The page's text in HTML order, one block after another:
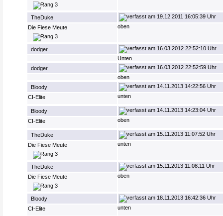
TheDuke
19.12.2011 16:05:39 Uhr
Die Fiese Meute
oben
dodger
16.03.2012 22:52:10 Uhr
Unten
dodger
16.03.2012 22:52:59 Uhr
oben
Bloody
14.11.2013 14:22:56 Uhr
CI-Elite
unten
Bloody
14.11.2013 14:23:04 Uhr
CI-Elite
oben
TheDuke
15.11.2013 11:07:52 Uhr
Die Fiese Meute
unten
TheDuke
15.11.2013 11:08:11 Uhr
Die Fiese Meute
oben
Bloody
18.11.2013 16:42:36 Uhr
CI-Elite
unten